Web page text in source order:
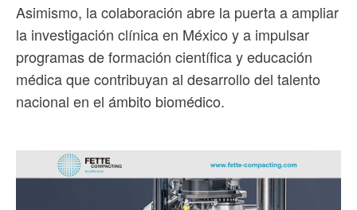
Asimismo, la colaboración abre la puerta a ampliar
la investigación clínica en México y a impulsar
programas de formación científica y educación
médica que contribuyan al desarrollo del talento
nacional en el ámbito biomédico.